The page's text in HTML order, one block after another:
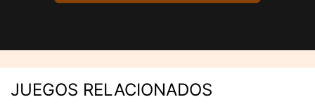
JUEGOS RELACIONADOS